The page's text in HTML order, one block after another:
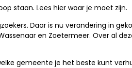
staan. Lees hier waar je moet zijn.
Daar is nu verandering in
en Zoetermeer. Over al
gemeente je het beste kunt